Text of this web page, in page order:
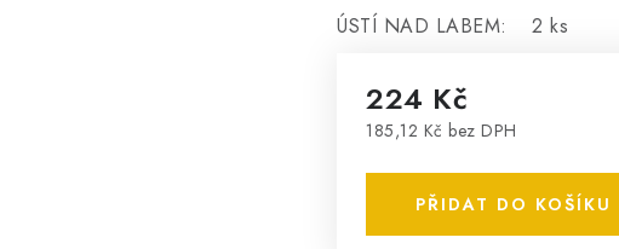
ÚSTÍ NAD LABEM:
2 ks
224 Kč
185,12 Kč bez DPH
PŘIDAT DO KOŠÍKU